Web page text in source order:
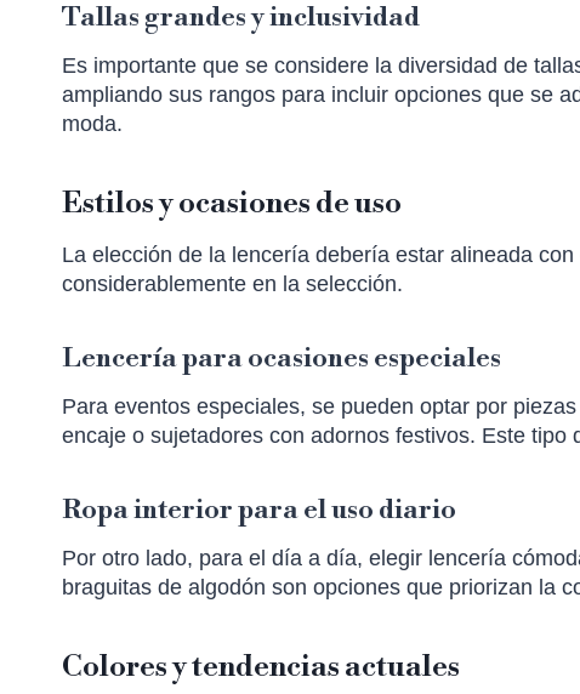
Tallas grandes y inclusividad
Es importante que se considere la diversidad de
ampliando sus rangos para incluir opciones que se
moda.
Estilos y ocasiones de uso
La elección de la lencería debería estar alineada
considerablemente en la selección.
Lencería para ocasiones especiales
Para eventos especiales, se pueden optar por
encaje o sujetadores con adornos festivos. Este
Ropa interior para el uso diario
Por otro lado, para el día a día, elegir lencería
braguitas de algodón son opciones que priorizan la
Colores y tendencias actuales